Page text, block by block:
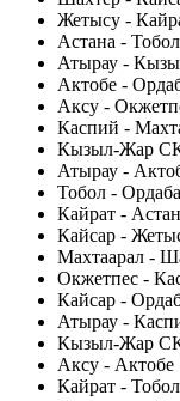
Жетысу -
Астана - Тобол
Атырау -
Актобе -
Аксу -
Каспий -
Кызыл-Жар
Атырау -
Тобол -
Кайрат -
Кайсар -
Махтаарал -
Окжетпес -
Кайсар -
Атырау -
Кызыл-Жар
Аксу - Актобе
Кайрат - Тобол